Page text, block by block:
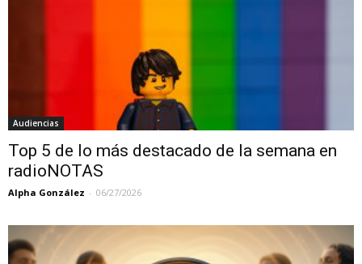
Audiencias
Top 5 de lo más destacado de la semana en
radioNOTAS
Alpha González - 06/27/2026